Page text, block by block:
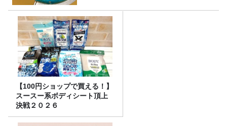
【100円ショップで買える！】
スースー系ボディシート頂上
決戦２０２６